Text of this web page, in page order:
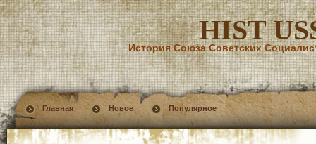
HIST
История Союза Советских
Главная Новое Популярное